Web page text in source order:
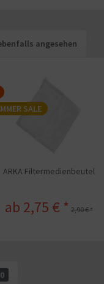
angesehen
SALE
ARKA Filtermedienbeutel
ab 2,75 € * 2,90 € *
0